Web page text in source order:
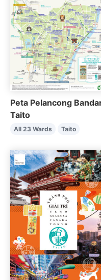
Peta Pelancong
Taito
All 23 Wards Taito